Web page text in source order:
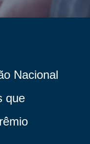
Nacional
que